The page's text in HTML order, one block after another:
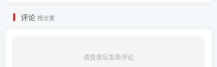
评论 抢沙发
请登录后发表评论